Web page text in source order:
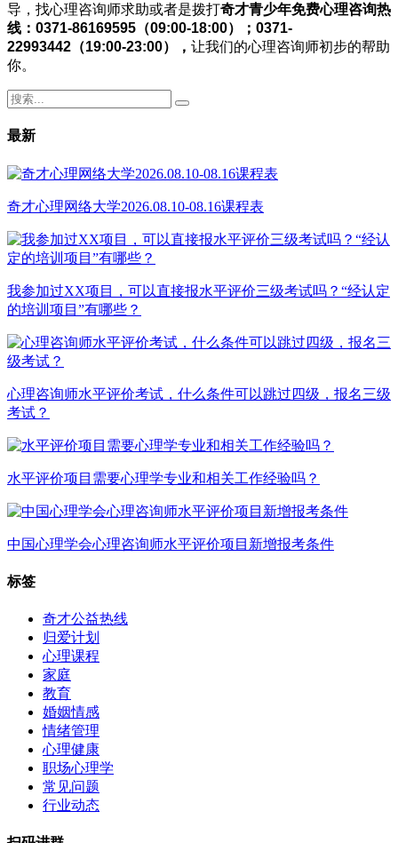
导，找心理咨询师求助或者是拨打奇才青少年免费心理咨询热
线：0371-86169595（09:00-18:00） ； 0371-
22993442（19:00-23:00） ， 让我们的心理咨询师初步的帮助
你。
最新
奇才心理网络大学2026.08.10-08.16课程表
我参加过XX项目，可以直接报水平评价三级考试吗？“经认定
的培训项目”有哪些？
心理咨询师水平评价考试，什么条件可以跳过四级，报名三级
考试？
水平评价项目需要心理学专业和相关工作经验吗？
中国心理学会心理咨询师水平评价项目新增报考条件
标签
奇才公益热线
归爱计划
心理课程
家庭
教育
婚姻情感
情绪管理
心理健康
职场心理学
常见问题
行业动态